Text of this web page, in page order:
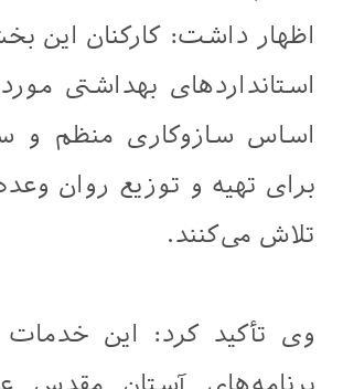
اظهار داشت: کارکنان این
استانداردهای بهداشتی
اساس سازوکاری منظم و
برای تهیه و توزیع روان
تلاش می‌کنند.
وی تأکید کرد: این خدمات